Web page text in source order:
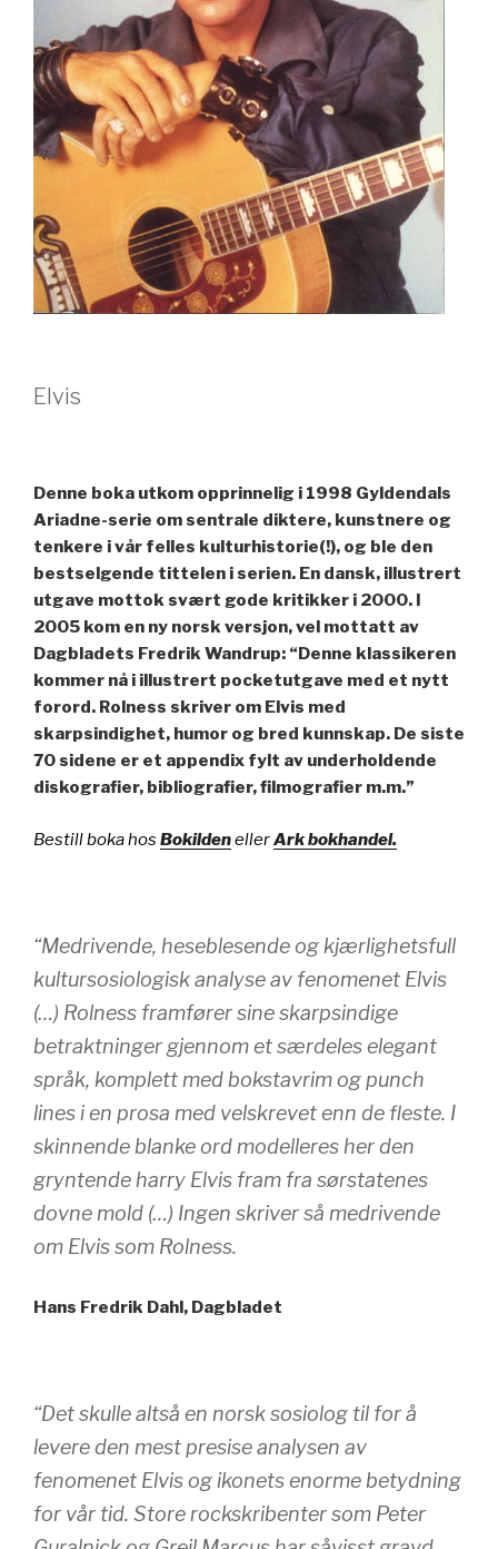
Elvis
Denne boka utkom opprinnelig i 1998 Gyldendals
Ariadne-serie om sentrale diktere, kunstnere og
tenkere i vår felles kulturhistorie(!), og ble den
bestselgende tittelen i serien. En dansk, illustrert
utgave mottok svært gode kritikker i 2000. I
2005 kom en ny norsk versjon, vel mottatt av
Dagbladets Fredrik Wandrup: “Denne klassikeren
kommer nå i illustrert pocketutgave med et nytt
forord. Rolness skriver om Elvis med
skarpsindighet, humor og bred kunnskap. De siste
70 sidene er et appendix fylt av underholdende
diskografier, bibliografier, filmografier m.m.”
Bestill boka hos BokildenellerArk bokhandel.
“Medrivende, heseblesende og kjærlighetsfull
kultursosiologisk analyse av fenomenet Elvis
(…) Rolness framfører sine skarpsindige
betraktninger gjennom et særdeles elegant
språk, komplett med bokstavrim og punch
lines i en prosa med velskrevet enn de fleste. I
skinnende blanke ord modelleres her den
gryntende harry Elvis fram fra sørstatenes
dovne mold (…) Ingen skriver så medrivende
om Elvis som Rolness.
Hans Fredrik Dahl, Dagbladet
“Det skulle altså en norsk sosiolog til for å
levere den mest presise analysen av
fenomenet Elvis og ikonets enorme betydning
for vår tid. Store rockskribenter som Peter